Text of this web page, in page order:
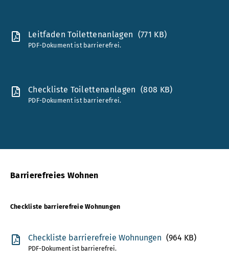
Leitfaden Toilettenanlagen (771 KB)
PDF-Dokument ist barrierefrei.
Checkliste Toilettenanlagen (808 KB)
PDF-Dokument ist barrierefrei.
Barrierefreies Wohnen
Checkliste barrierefreie Wohnungen
Checkliste barrierefreie Wohnungen (964 KB)
PDF-Dokument ist barrierefrei.